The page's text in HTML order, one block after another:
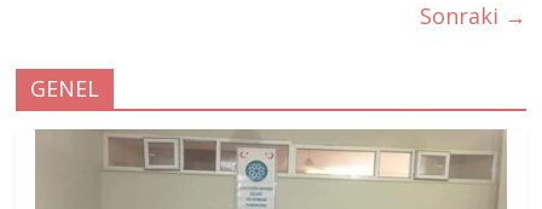
Sonraki →
GENEL